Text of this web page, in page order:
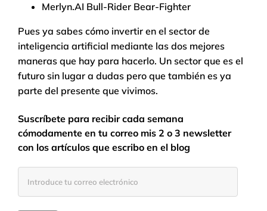
Merlyn.AI Bull-Rider Bear-Fighter
Pues ya sabes cómo invertir en el sector de
inteligencia artificial mediante las dos mejores
maneras que hay para hacerlo. Un sector que es el
futuro sin lugar a dudas pero que también es ya
parte del presente que vivimos.
Suscríbete para recibir cada semana
cómodamente en tu correo mis 2 o 3 newsletter
con los artículos que escribo en el blog